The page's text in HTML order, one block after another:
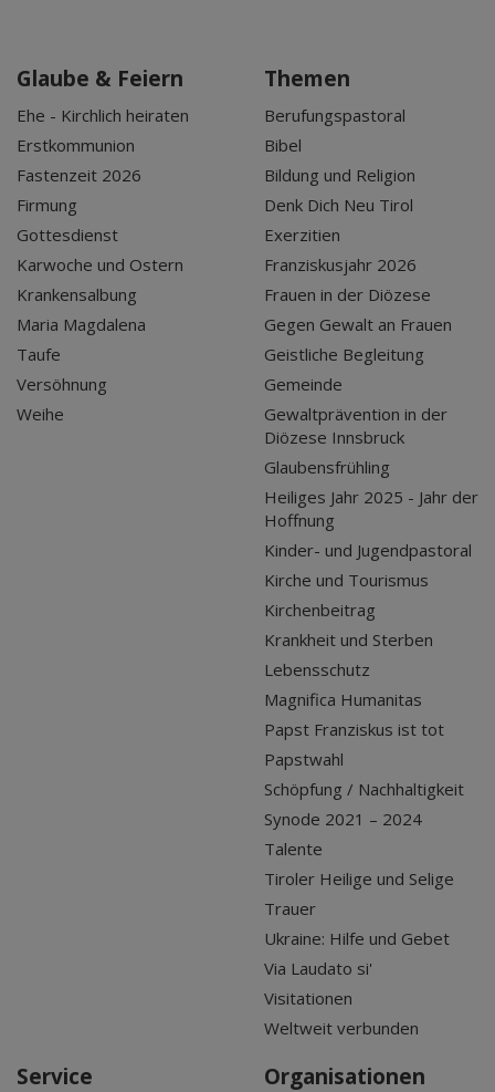
Glaube & Feiern
Ehe - Kirchlich heiraten
Erstkommunion
Fastenzeit 2026
Firmung
Gottesdienst
Karwoche und Ostern
Krankensalbung
Maria Magdalena
Taufe
Versöhnung
Weihe
Themen
Berufungspastoral
Bibel
Bildung und Religion
Denk Dich Neu Tirol
Exerzitien
Franziskusjahr 2026
Frauen in der Diözese
Gegen Gewalt an Frauen
Geistliche Begleitung
Gemeinde
Gewaltprävention in der
Diözese Innsbruck
Glaubensfrühling
Heiliges Jahr 2025 - Jahr der
Hoffnung
Kinder- und Jugendpastoral
Kirche und Tourismus
Kirchenbeitrag
Krankheit und Sterben
Lebensschutz
Magnifica Humanitas
Papst Franziskus ist tot
Papstwahl
Schöpfung / Nachhaltigkeit
Synode 2021 – 2024
Talente
Tiroler Heilige und Selige
Trauer
Ukraine: Hilfe und Gebet
Via Laudato si'
Visitationen
Weltweit verbunden
Service
Organisationen